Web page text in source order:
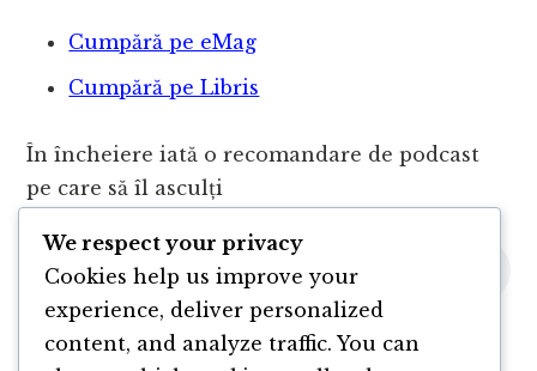
Cumpără pe eMag
Cumpără pe Libris
În încheiere iată o recomandare de podcast
pe care să îl asculți
We respect your privacy
Cookies help us improve your
experience, deliver personalized
content, and analyze traffic. You can